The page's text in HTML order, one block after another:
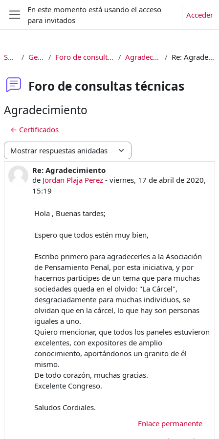
Salta al contenido principal
Panel lateral
En este momento está usando el acceso
para invitados
Acceder
SM02 General Foro de consultas técnicas Agradecimiento Re: Agradecimiento
Foro de consultas técnicas
Agradecimiento
← Certificados
Mostrar modo
Re: Agradecimiento
de Jordan Plaja Perez -viernes, 17 de abril de 2020,
15:19
Número de respuestas: 0
Hola , Buenas tardes;
Espero que todos estén muy bien,
Escribo primero para agradecerles a la Asociación
de Pensamiento Penal, por esta iniciativa, y por
hacernos participes de un tema que para muchas
sociedades queda en el olvido: "La Cárcel",
desgraciadamente para muchas individuos, se
olvidan que en la cárcel, lo que hay son personas
iguales a uno.
Quiero mencionar, que todos los paneles estuvieron
excelentes, con expositores de amplio
conocimiento, aportándonos un granito de él
mismo.
De todo corazón, muchas gracias.
Excelente Congreso.
Saludos Cordiales.
Enlace permanente